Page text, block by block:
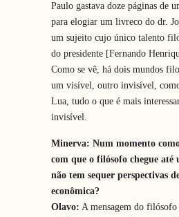
Paulo gastava doze páginas de
para elogiar um livreco do dr.
um sujeito cujo único talento
do presidente [Fernando
Como se vê, há dois mundos
um visível, outro invisível, como
Lua, tudo o que é mais
invisível.
Minerva: Num momento
com que o filósofo chegue
não tem sequer perspectivas
econômica?
Olavo: A mensagem do filósofo